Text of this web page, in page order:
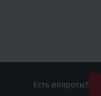
Есть вопросы?